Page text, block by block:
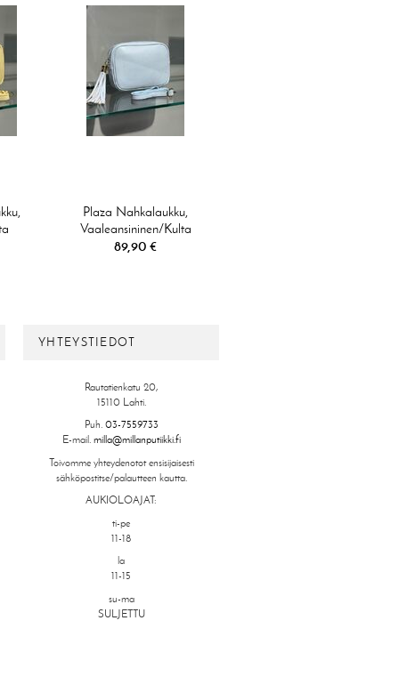
Plaza Nahkalaukku,
Vaaleansininen/kulta
89,90 €
YHTEYSTIEDOT
Rautatienkatu 20,
15110 Lahti.
Puh. 03-7559733
E-mail. milla@millanputiikki.fi
Toivomme yhteydenotot ensisijaisesti
sähköpostitse/palautteen kautta.
AUKIOLOAJAT:
ti-pe
11-18
la
11-15
su-ma
SULJETTU